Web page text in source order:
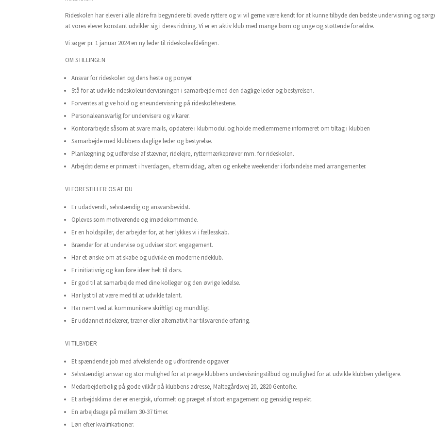
Rideskolen har elever i alle aldre fra begyndere til øvede ryttere og vi vil gerne være kendt for at kunne tilbyde den bedste undervisning og
at vores elever konstant udvikler sig i deres ridning. Vi er en aktiv klub med mange børn og unge og støttende forældre.
Vi søger pr. 1 januar 2024 en ny leder til rideskoleafdelingen.
OM STILLINGEN
Ansvar for rideskolen og dens heste og ponyer.
Stå for at udvikle rideskoleundervisningen i samarbejde med den daglige leder og bestyrelsen.
Forventes at give hold og eneundervisning på rideskolehestene.
Personaleansvarlig for undervisere og vikarer.
Kontorarbejde såsom at svare mails, opdatere i klubmodul og holde medlemmerne informeret om tiltag i klubben
Samarbejde med klubbens daglige leder og bestyrelse.
Planlægning og udførelse af stævner, ridelejre, ryttermærkeprøver mm. for rideskolen.
Arbejdstiderne er primært i hverdagen, eftermiddag, aften og enkelte weekender i forbindelse med arrangementer.
VI FORESTILLER OS AT DU
Er udadvendt, selvstændig og ansvarsbevidst.
Opleves som motiverende og imødekommende.
Er en holdspiller, der arbejder for, at her lykkes vi i fællesskab.
Brænder for at undervise og udviser stort engagement.
Har et ønske om at skabe og udvikle en moderne rideklub.
Er initiativrig og kan føre ideer helt til dørs.
Er god til at samarbejde med dine kolleger og den øvrige ledelse.
Har lyst til at være med til at udvikle talent.
Har nemt ved at kommunikere skriftligt og mundtligt.
Er uddannet ridelærer, træner eller alternativt har tilsvarende erfaring.
VI TILBYDER
Et spændende job med afvekslende og udfordrende opgaver
Selvstændigt ansvar og stor mulighed for at præge klubbens undervisningstilbud og mulighed for at udvikle klubben yderligere.
Medarbejderbolig på gode vilkår på klubbens adresse, Maltegårdsvej 20, 2820 Gentofte.
Et arbejdsklima der er energisk, uformelt og præget af stort engagement og gensidig respekt.
En arbejdsuge på mellem 30-37 timer.
Løn efter kvalifikationer.